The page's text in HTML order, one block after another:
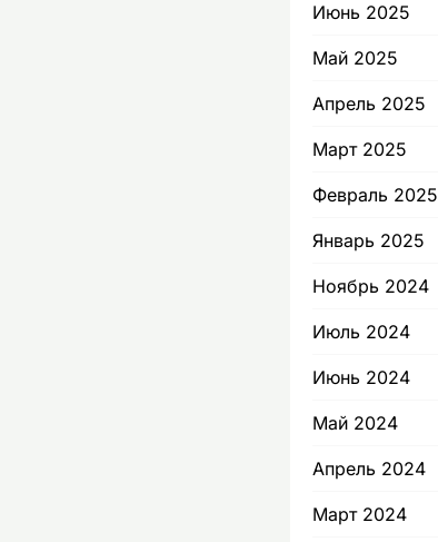
Июнь 2025
Май 2025
Апрель 2025
Март 2025
Февраль 2025
Январь 2025
Ноябрь 2024
Июль 2024
Июнь 2024
Май 2024
Апрель 2024
Март 2024